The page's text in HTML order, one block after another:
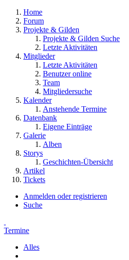
Home
Forum
Projekte & Gilden
Projekte & Gilden Suche
Letzte Aktivitäten
Mitglieder
Letzte Aktivitäten
Benutzer online
Team
Mitgliedersuche
Kalender
Anstehende Termine
Datenbank
Eigene Einträge
Galerie
Alben
Storys
Geschichten-Übersicht
Artikel
Tickets
Anmelden oder registrieren
Suche
Termine
Alles